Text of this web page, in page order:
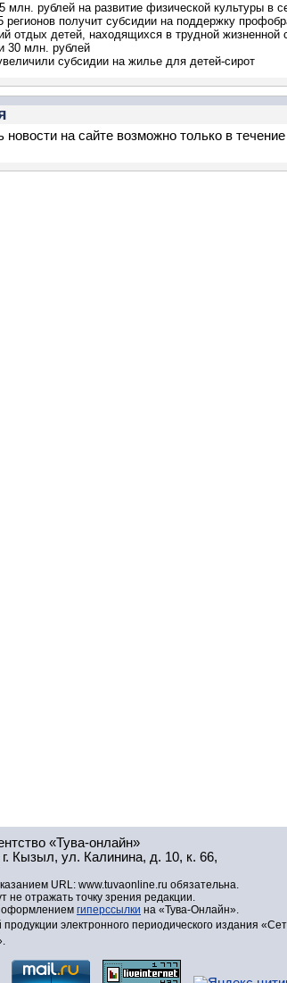
млн. рублей на развитие физической культуры в
регионов получит субсидии на поддержку
отдых детей, находящихся в трудной жизненной
30 млн. рублей
субсидии на жилье для детей-сирот
новости на сайте возможно только в течение
«Тува-онлайн»
Кызыл, ул. Калинина, д. 10, к. 66,
URL: www.tuvaonline.ru обязательна.
отражать точку зрения редакции.
оформлением гиперссылки на «Тува-Онлайн».
электронного периодического издания